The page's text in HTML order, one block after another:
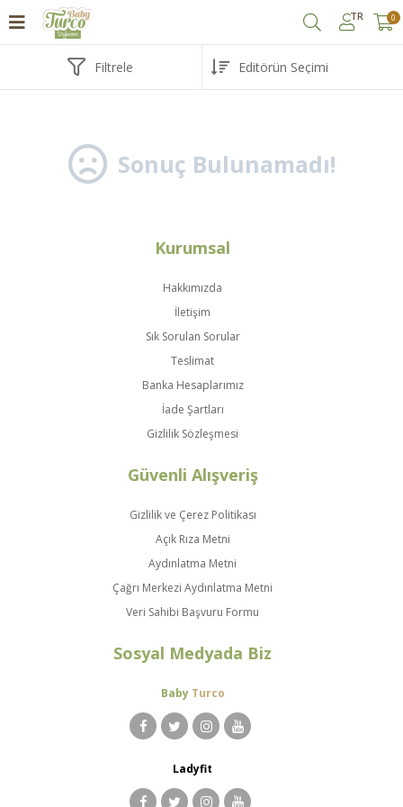
TR 0
Filtrele
Sonuç Bulunamadı!
Kurumsal
Hakkımızda
İletişim
Sık Sorulan Sorular
Teslimat
Banka Hesaplarımız
İade Şartları
Gizlilik Sözleşmesi
Güvenli Alışveriş
Gizlilik ve Çerez Politikası
Açık Rıza Metni
Aydınlatma Metni
Çağrı Merkezi Aydınlatma Metni
Veri Sahibi Başvuru Formu
Sosyal Medyada Biz
Baby Turco
Ladyfit